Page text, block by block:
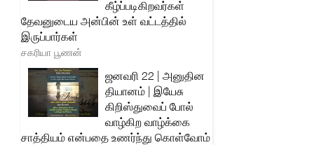
கீழ்ப்படிகிறவர்கள்
தேவனுடைய அன்பின் உள் வட்டத்தில்
இருப்பார்கள்
சகரியா பூணன்
ஜனவரி 22 | அனுதின
தியானம் | இயேசு
கிறிஸ்துவைப் போல்
வாழ்கிற வாழ்க்கை
சாத்தியம் என்பதை உணர்ந்து கொள்வோம்